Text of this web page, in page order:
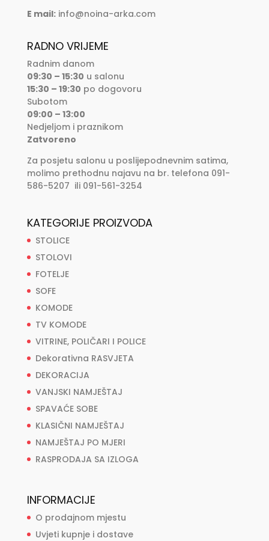
E mail: info@noina-arka.com
RADNO VRIJEME
Radnim danom
09:30 – 15:30 u salonu
15:30 – 19:30 po dogovoru
Subotom
09:00 – 13:00
Nedjeljom i praznikom
Zatvoreno
Za posjetu salonu u poslijepodnevnim satima,
molimo prethodnu najavu na br. telefona 091-
586-5207 ili 091-561-3254
KATEGORIJE PROIZVODA
STOLICE
STOLOVI
FOTELJE
SOFE
KOMODE
TV KOMODE
VITRINE, POLIČARI I POLICE
Dekorativna RASVJETA
DEKORACIJA
VANJSKI NAMJEŠTAJ
SPAVAĆE SOBE
KLASIČNI NAMJEŠTAJ
NAMJEŠTAJ PO MJERI
RASPRODAJA SA IZLOGA
INFORMACIJE
O prodajnom mjestu
Uvjeti kupnje i dostave